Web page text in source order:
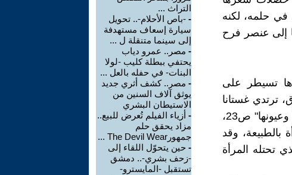
حلمه، لكنه
السارد يدخلنا إلى عنصر فرح
تسيطر على
ترتدي غستانا
خمريا يتوهج عليها، يأكلها، وكم تمنيت أن أكون أنا فستانها، وحجابها وعيونها" ص23،
بالطبيعة، وقد
تحتله المرأة
التراث ...
- -باص الأحلام-.. تحويل
سيارة إسعاف مستهدفة
إلى سينما متنقلة ل ...
- مصر.. عمرو دياب
يحتفي ببطلة كليب -لولا
البنات- في حفله بالعل ...
- مصر.. كشف أثري جديد
يوثق آلاف السنين من
الاستيطان البشري
- أزياء الفيلم تُعرض للبيع..
مزاد يحقق حلم
جمهورThe Devil Wear ...
- حين يتحوّل اللقاء إلى
-زحف بشري-.. دمشق
تستقبل -المايسترو-